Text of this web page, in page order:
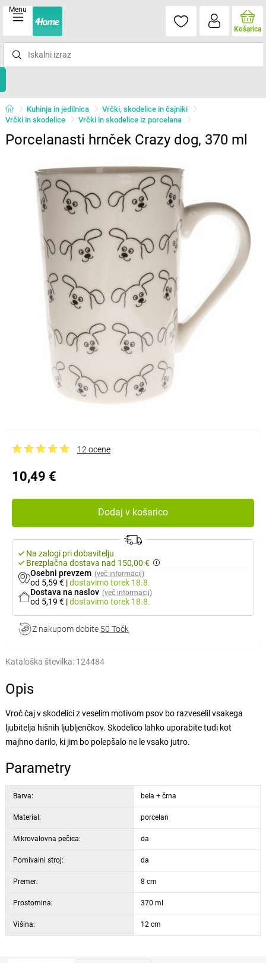
Menu
Košarica
Kuhinja in jedilnica
Vrčki, skodelice in čajniki
Vrčki in skodelice
Vrčki in skodelice iz porcelana
Porcelanasti hrnček Crazy dog, 370 ml
12 ocene
10,49 €
Dodaj v košarico
Na zalogi pri dobavitelju
Brezplačna dostava nad 150,00 €
Osebni prevzem (več informacij)
od 5,59 € |dostavimotorek 18.8.
Dostava na naslov (več informacij)
od 5,19 € |dostavimotorek 18.8.
Z nakupom dobite 50 Točk
Kataloška številka: 124484
Opis
Vroč čaj v skodelici z veselim motivom psov bo razveselil vsakega
ljubitelja hišnih ljubljenčkov. Skodelico lahko uporabite tudi kot
majhno darilo, ki jim bo polepšalo ne le vsako jutro.
Parametry
Barva: bela + črna
Material: porcelan
Mikrovalovna pečica: da
Pomivalni stroj: da
Premer: 8 cm
Prostornina: 370 ml
Višina: 12 cm